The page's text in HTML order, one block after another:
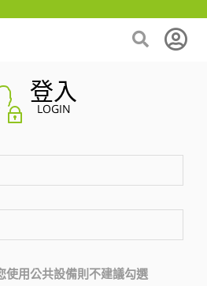
登入
LOGIN
使用公共設備則不建議勾選